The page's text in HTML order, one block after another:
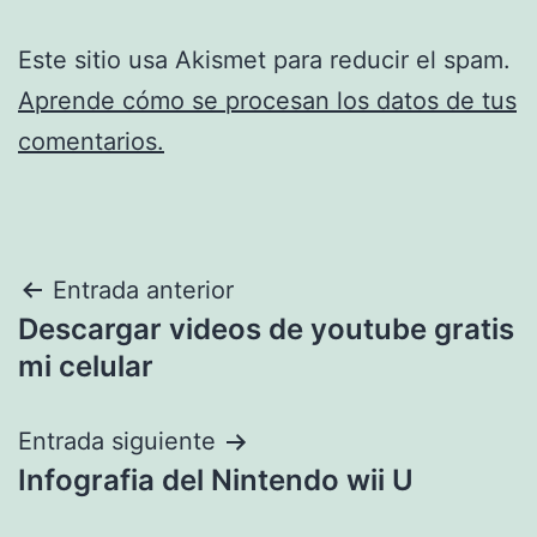
Este sitio usa Akismet para reducir el spam.
Aprende cómo se procesan los datos de tus
comentarios.
Navegación
de
Entrada anterior
Descargar videos de youtube gratis
mi celular
Entrada siguiente
Infografia del Nintendo wii U